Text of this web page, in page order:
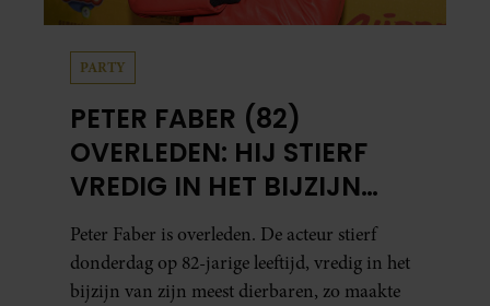
PARTY
PETER FABER (82)
OVERLEDEN: HIJ STIERF
VREDIG IN HET BIJZIJN
VAN ZIJN MEEST
DIERBAREN
Peter Faber is overleden. De acteur stierf
donderdag op 82-jarige leeftijd, vredig in het
bijzijn van zijn meest dierbaren, zo maakte